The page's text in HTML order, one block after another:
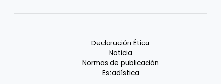
Declaración Ética
Noticia
Normas de publicación
Estadística